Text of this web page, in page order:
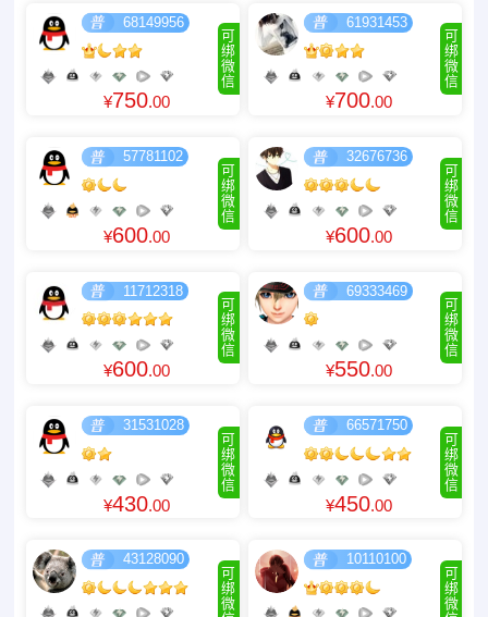
可
绑
微
信
68149956
¥750.00
可
绑
微
信
61931453
¥700.00
可
绑
微
信
57781102
¥600.00
可
绑
微
信
32676736
¥600.00
可
绑
微
信
11712318
¥600.00
可
绑
微
信
69333469
¥550.00
可
绑
微
信
31531028
¥430.00
可
绑
微
信
66571750
¥450.00
可
绑
微
43128090
可
绑
微
10110100